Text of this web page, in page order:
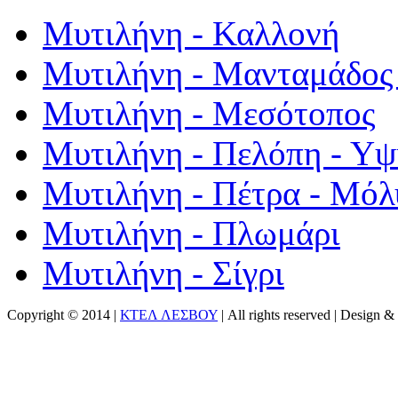
Μυτιλήνη - Καλλονή
Μυτιλήνη - Μανταμάδος
Μυτιλήνη - Μεσότοπος
Μυτιλήνη - Πελόπη -
Μυτιλήνη - Πέτρα -
Μυτιλήνη - Πλωμάρι
Μυτιλήνη - Σίγρι
Copyright © 2014 | ΚΤΕΛ ΛΕΣΒΟΥ | All rights reserved | Design &